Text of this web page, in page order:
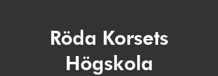
Röda Korsets
Högskola